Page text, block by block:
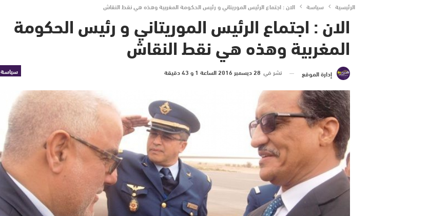
الرئيسية سياسة الان : اجتماع الرئيس الموريتاني و رئيس الحكومة المغربية وهذه هي نقط النقاش
الان : اجتماع الرئيس الموريتاني و رئيس الحكومة
المغربية وهذه هي نقط النقاش
سياسة إدارة الموقع نشر في 28 ديسمبر 2016 الساعة 1 و 43 دقيقة